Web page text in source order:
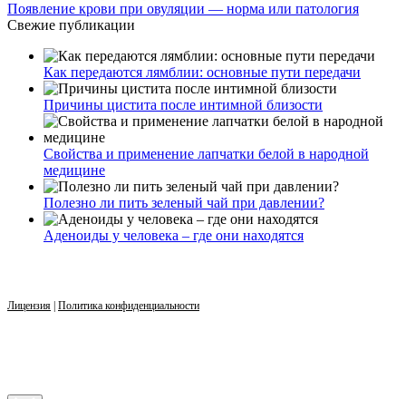
Появление крови при овуляции — норма или патология
Свежие публикации
Как передаются лямблии: основные пути передачи
Причины цистита после интимной близости
Свойства и применение лапчатки белой в народной
медицине
Полезно ли пить зеленый чай при давлении?
Аденоиды у человека – где они находятся
Лицензия Политика конфиденциальности